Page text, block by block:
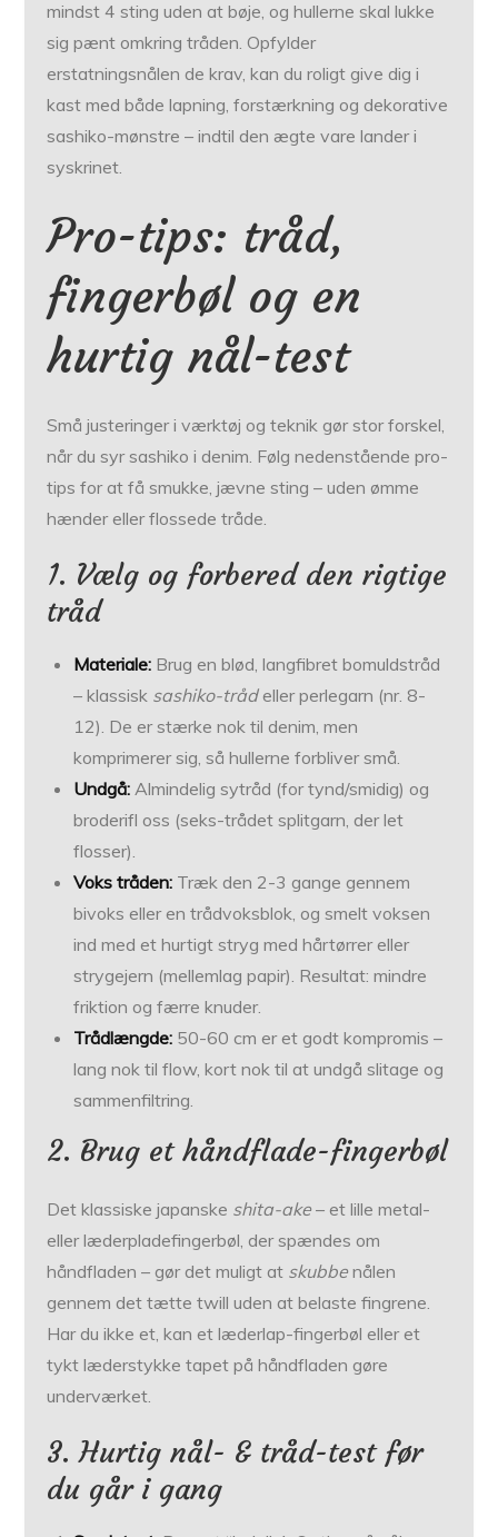
mindst 4 sting uden at bøje, og hullerne skal lukke
sig pænt omkring tråden. Opfylder
erstatningsnålen de krav, kan du roligt give dig i
kast med både lapning, forstærkning og dekorative
sashiko-mønstre – indtil den ægte vare lander i
syskrinet.
Pro-tips: tråd,
fingerbøl og en
hurtig nål-test
Små justeringer i værktøj og teknik gør stor forskel,
når du syr sashiko i denim. Følg nedenstående pro-
tips for at få smukke, jævne sting – uden ømme
hænder eller flossede tråde.
1. Vælg og forbered den rigtige
tråd
Materiale: Brug en blød, langfibret bomuldstråd
– klassisk sashiko-trådeller perlegarn (nr. 8-
12). De er stærke nok til denim, men
komprimerer sig, så hullerne forbliver små.
Undgå: Almindelig sytråd (for tynd/smidig) og
broderifl oss (seks-trådet splitgarn, der let
flosser).
Voks tråden: Træk den 2-3 gange gennem
bivoks eller en tråd­voksblok, og smelt voksen
ind med et hurtigt stryg med hårtørrer eller
strygejern (mellem­lag papir). Resultat: mindre
friktion og færre knuder.
Trådlængde: 50-60 cm er et godt kompromis –
lang nok til flow, kort nok til at undgå slitage og
sammenfiltring.
2. Brug et håndflade-fingerbøl
Det klassiske japanske shita-ake– et lille metal-
eller læder­plade­fingerbøl, der spændes om
håndfladen – gør det muligt at skubbenålen
gennem det tætte twill uden at belaste fingrene.
Har du ikke et, kan et læderlap-fingerbøl eller et
tykt læder­stykke tapet på håndfladen gøre
underværket.
3. Hurtig nål- & tråd-test før
du går i gang